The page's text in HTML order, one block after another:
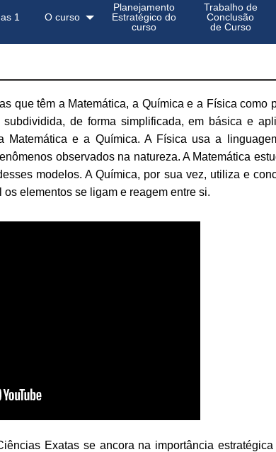
1 O curso
Planejamento
Estratégico do
curso
Trabalho de
Conclusão
de Curso
que têm a Matemática, a Química e a Física como
de forma simplificada, em básica e
Matemática e a Química. A Física usa a
observados na natureza. A Matemática
modelos. A Química, por sua vez, utiliza e
elementos se ligam e reagem entre si.
Exatas se ancora na importância